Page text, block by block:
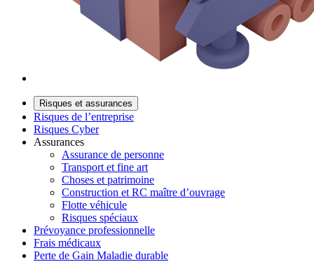
Risques et assurances
Risques de l’entreprise
Risques Cyber
Assurances
Assurance de personne
Transport et fine art
Choses et patrimoine
Construction et RC maître d’ouvrage
Flotte véhicule
Risques spéciaux
Prévoyance professionnelle
Frais médicaux
Perte de Gain Maladie durable